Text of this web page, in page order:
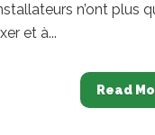
n’ont plus
et à...
Read